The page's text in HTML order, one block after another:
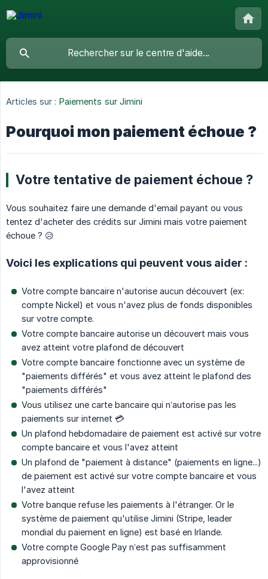
Articles sur : Paiements sur Jimini
Pourquoi mon paiement échoue ?
Votre tentative de paiement échoue ?
Vous souhaitez faire une demande d'email payant ou vous
tentez d'acheter des crédits sur Jimini mais votre paiement
échoue ? 😥
Voici les explications qui peuvent vous aider :
Votre compte bancaire n'autorise aucun découvert (ex:
compte Nickel) et vous n'avez plus de fonds disponibles
sur votre compte.
Votre compte bancaire autorise un découvert mais vous
avez atteint votre plafond de découvert
Votre compte bancaire fonctionne avec un système de
"paiements différés" et vous avez atteint le plafond des
"paiements différés"
Vous utilisez une carte bancaire qui n’autorise pas les
paiements sur internet 💳
Un plafond hebdomadaire de paiement est activé sur votre
compte bancaire et vous l'avez atteint
Un plafond de "paiement à distance" (paiements en ligne...)
de paiement est activé sur votre compte bancaire et vous
l'avez atteint
Votre banque refuse les paiements à l'étranger. Or le
système de paiement qu'utilise Jimini (Stripe, leader
mondial du paiement en ligne) est basé en Irlande.
Votre compte Google Pay n’est pas suffisamment
approvisionné